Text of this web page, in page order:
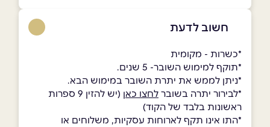
חשוב לדעת
*כשרות - מקומית
*תוקף למימוש השובר- 5 שנים.
*ניתן לממש את יתרת השובר במימוש הבא.
*לבירור יתרה בשובר לחצו כאן
(יש להזין 9 ספרות
ראשונות בלבד של הקוד)
*התו אינו תקף לארוחות עסקיות, משלוחים או